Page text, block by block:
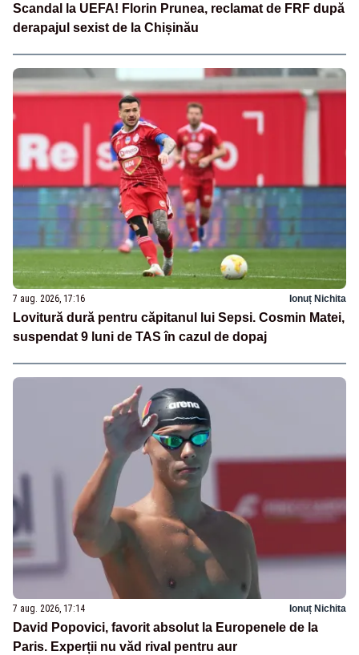
Scandal la UEFA! Florin Prunea, reclamat de FRF după
derapajul sexist de la Chișinău
7 aug. 2026, 17:16 Ionuț Nichita
Lovitură dură pentru căpitanul lui Sepsi. Cosmin Matei,
suspendat 9 luni de TAS în cazul de dopaj
7 aug. 2026, 17:14 Ionuț Nichita
David Popovici, favorit absolut la Europenele de la
Paris. Experții nu văd rival pentru aur